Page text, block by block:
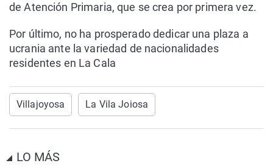
de Atención Primaria, que se crea por primera vez.
Por último, no ha prosperado dedicar una plaza a
ucrania ante la variedad de nacionalidades
residentes en La Cala
Villajoyosa La Vila Joiosa
LO MÁS